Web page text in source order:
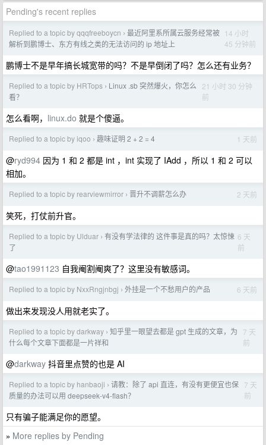
Pending's recent replies
Replied to a topic by qqqfreeboycn › 最近阿里系所属云服务经常被
解析到鹏博士、东方有线之类的无法访问的 ip 地址上
14 小时
45 分钟前
鹏博士不是早年搞长城宽带的吗？不是早倒闭了吗？怎么还有业务？
Replied to a topic by HRTops › Linux .sb 突然爆火，你怎么
看？
21 小时 30 分钟
前
怎么看啊， linux.do 就是个傻逼。
Replied to a topic by iqoo › 趣味证明 2 + 2 = 4 1 天前
@ryd994 因为 1 和 2 都是 int ，int 实现了 IAdd ，所以 1 和 2 可以
相加。
Replied to a topic by rearviewmirror › 晋升不调薪怎么办 2 天前
笑死，打仗前升官。
Replied to a topic by Ulduar › 有没有学法律的 这件事是真的吗？太惊悚
了
6 天
前
@tao1991123 自我阉割阉爽了？这里没有敏感词。
Replied to a topic by NxxRngjnbgj › 外挂是一个不愁用户的产品 6 天前
做出来发现没人用就老实了。
Replied to a topic by darkway › 知乎里一眼望去都是 gpt 生成的文章，为
什么每个文章下面都是一片祥和
7 天
前
@darkway 抖音里点赞的也是 AI
Replied to a topic by hanbaoji › 请教：除了 api 直连，有没有更便宜也保
质量的办法可以用 deepseek-v4-flash？
7 天
前
只有骗子能满足你的愿望。
» More replies by Pending